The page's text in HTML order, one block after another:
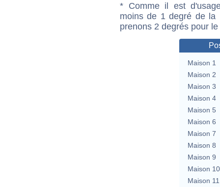
* Comme il est
moins de 1 degré de la
prenons 2 degrés pour
Maison 1
Maison 2
Maison 3
Maison 4
Maison 5
Maison 6
Maison 7
Maison 8
Maison 9
Maison 10
Maison 11